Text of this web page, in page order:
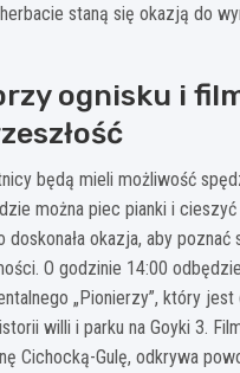
staną się okazją do
ognisku i
będą mieli możliwość
można piec pianki i
okazja, aby poznać
O godzinie 14:00
„Pionierzy”, który jest
willi i parku na Goyki 3.
Cichocką-Gulę, odkrywa